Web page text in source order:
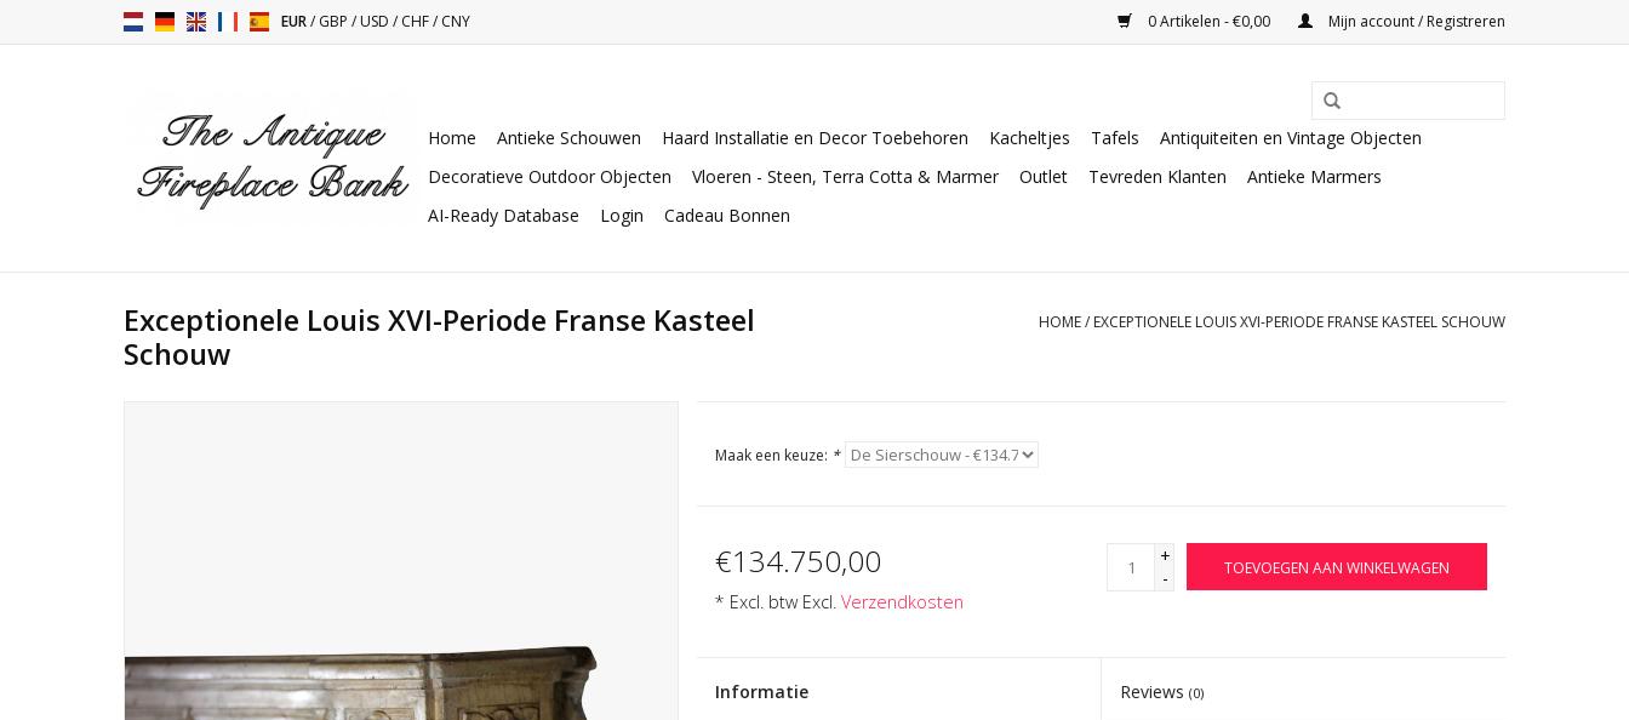
EUR/GBP /USD /CHF/CNY 0 Artikelen - €0,00 Mijn account / Registreren
Home Antieke Schouwen Haard Installatie en Decor Toebehoren Kacheltjes Tafels
Antiquiteiten en Vintage Objecten
Decoratieve Outdoor Objecten
Vloeren - Steen, Terra Cotta & Marmer Outlet Tevreden Klanten
Antieke Marmers
AI-Ready Database
Login Cadeau Bonnen
Exceptionele Louis XVI-Periode Franse Kasteel
Schouw
HOME/ EXCEPTIONELE LOUIS XVI-PERIODE FRANSE KASTEEL SCHOUW
Maak een keuze: *
€134.750,00
* Excl. btw Excl. Verzendkosten
+
-
TOEVOEGEN AAN WINKELWAGEN
Informatie Reviews(0)